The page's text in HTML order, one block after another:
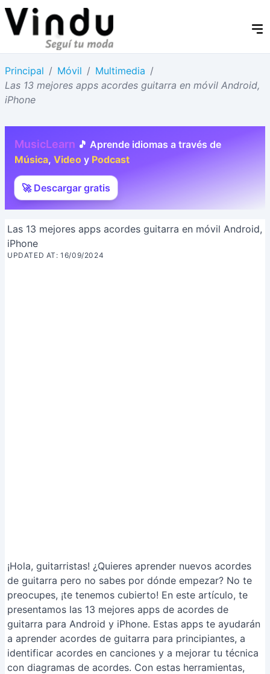
Principal / Móvil / Multimedia /
Las 13 mejores apps acordes guitarra en móvil Android,
iPhone
MusicLearn 🎵 Aprende idiomas a través de
Música, Video y Podcast
🚀 Descargar gratis
Las 13 mejores apps acordes guitarra en móvil Android,
iPhone
UPDATED AT: 16/09/2024
¡Hola, guitarristas! ¿Quieres aprender nuevos acordes
de guitarra pero no sabes por dónde empezar? No te
preocupes, ¡te tenemos cubierto! En este artículo, te
presentamos las 13 mejores apps de acordes de
guitarra para Android y iPhone. Estas apps te ayudarán
a aprender acordes de guitarra para principiantes, a
identificar acordes en canciones y a mejorar tu técnica
con diagramas de acordes. Con estas herramientas,